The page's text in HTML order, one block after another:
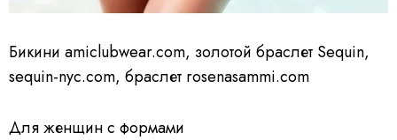
Бикини amiclubwear.com, золотой браслет Sequin,
sequin-nyc.com, браслет rosenasammi.com
Для женщин с формами